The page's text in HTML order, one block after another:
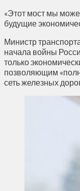
«Этот мост мы
будущие
Министр
начала войны
только
позволяющим
сеть железных